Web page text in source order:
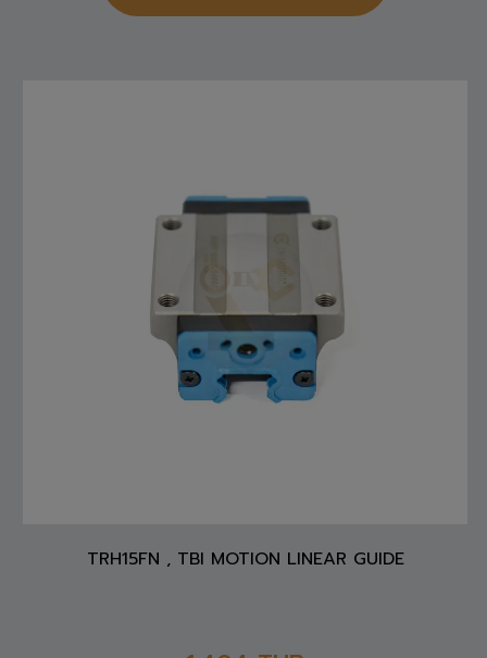
TRH15FN , TBI MOTION LINEAR GUIDE